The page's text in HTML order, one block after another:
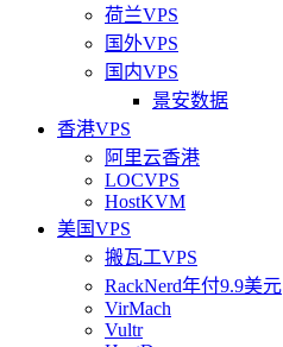
荷兰VPS
国外VPS
国内VPS
景安数据
香港VPS
阿里云香港
LOCVPS
HostKVM
美国VPS
搬瓦工VPS
RackNerd年付9.9美元
VirMach
Vultr